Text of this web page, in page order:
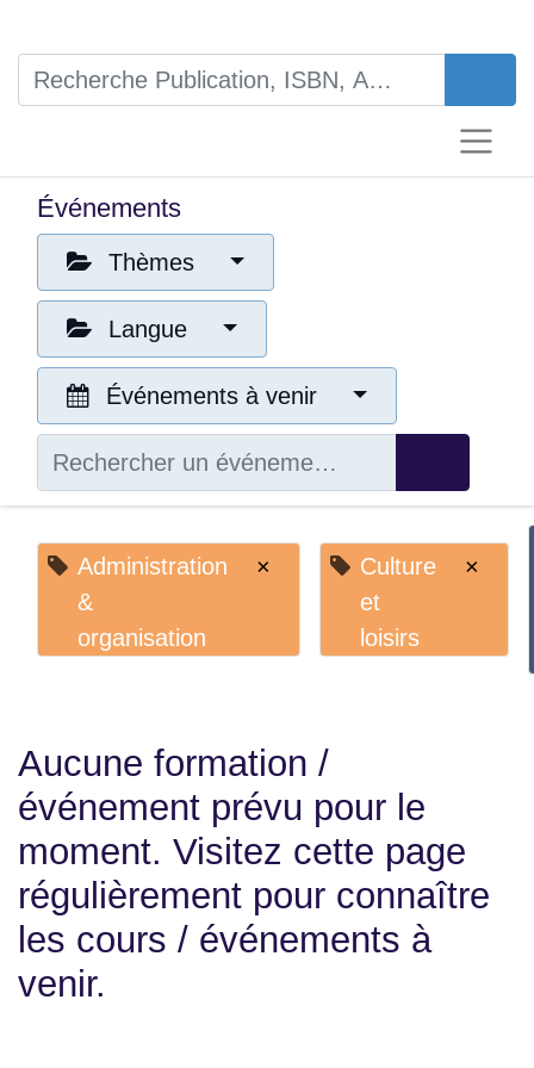
Événements
Thèmes
Langue
Événements à venir
Administration
& organisation
Culture
et
×
événement prévu pour le
moment. Visitez cette
page régulièrement pour
connaître les cours /
événements à venir.